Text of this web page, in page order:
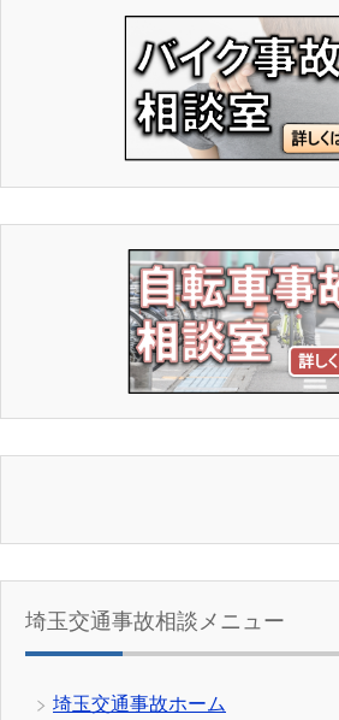
埼玉交通事故相談メニュー
埼玉交通事故ホーム